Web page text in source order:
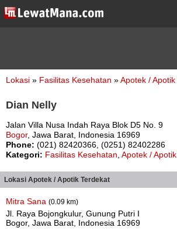
Lokasi » Fasilitas Kesehatan »Apotek / Apotik
Dian Nelly
Jalan Villa Nusa Indah Raya Blok D5 No. 9
Bogor, Jawa Barat, Indonesia 16969
Phone: (021) 82420366, (0251) 82402286
Kategori: Fasilitas Kesehatan Apotek / Apotik
Lokasi Apotek / Apotik Terdekat
Mitra Sana (0.09 km)
Jl. Raya Bojongkulur, Gunung Putri I
Bogor, Jawa Barat, Indonesia 16969